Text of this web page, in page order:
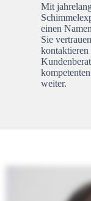
Mit
einen
Sie
kontaktieren
weiter.